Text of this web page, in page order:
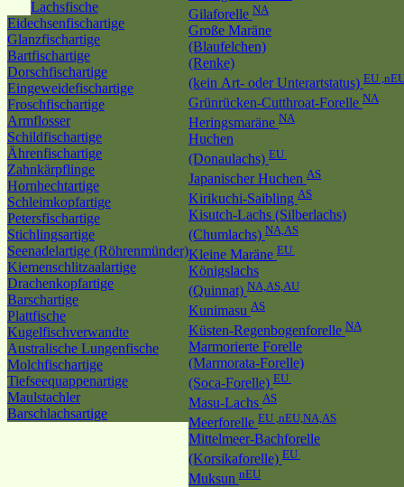
Lachsfische
Eidechsenfischartige
Glanzfischartige
Bartfischartige
Dorschfischartige
Eingeweidefischartige
Froschfischartige
Armflosser
Schildfischartige
Ährenfischartige
Zahnkärpflinge
Hornhechtartige
Schleimkopfartige
Petersfischartige
Stichlingsartige
Seenadelartige (Röhrenmünder)
Kiemenschlitzaalartige
Drachenkopfartige
Barschartige
Plattfische
Kugelfischverwandte
Australische Lungenfische
Molchfischartige
Tiefseequappenartige
Maulstachler
Barschlachsartige
Gilaforelle NA
Große Maräne
(Blaufelchen)
(Renke)
(kein Art- oder Unterartstatus) EU
Grünrücken-Cutthroat-Forelle NA
Heringsmaräne NA
Huchen
(Donaulachs) EU
Japanischer Huchen AS
Kirikuchi-Saibling AS
Kisutch-Lachs (Silberlachs)
(Chumlachs) NA,AS
Kleine Maräne EU
Königslachs
(Quinnat) NA,AS,AU
Kunimasu AS
Küsten-Regenbogenforelle NA
Marmorierte Forelle
(Marmorata-Forelle)
(Soca-Forelle) EU
Masu-Lachs AS
Meerforelle EU ,nEU,NA,AS
Mittelmeer-Bachforelle
(Korsikaforelle) EU
Muksun nEU